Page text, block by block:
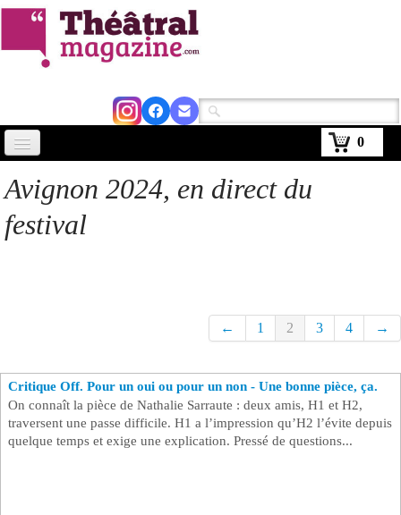
0
Actus
Abonnement▼
Se connecter
Avignon 2024, en direct du
festival
← 1 2 3 4 →
Critique Off. Pour un oui ou pour un non - Une bonne pièce, ça.
On connaît la pièce de Nathalie Sarraute : deux amis, H1 et H2,
traversent une passe difficile. H1 a l’impression qu’H2 l’évite depuis
quelque temps et exige une explication. Pressé de questions...